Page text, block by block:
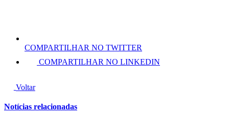
COMPARTILHAR NO TWITTER
COMPARTILHAR NO LINKEDIN
Voltar
Notícias relacionadas